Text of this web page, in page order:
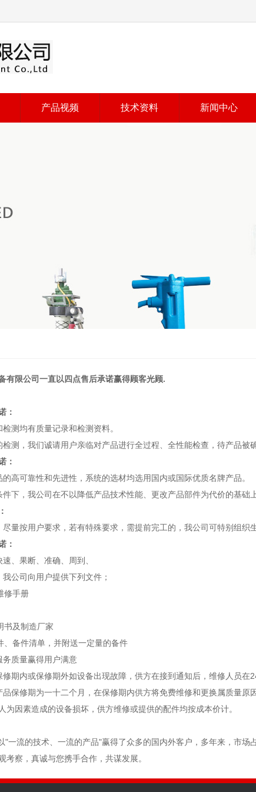
产品视频 技术资料 新闻中心
有限公司一直以四点售后承诺赢得顾客光顾.
：
测均有质量记录和检测资料。
测，我们诚请用户亲临对产品进行全过程、全性能检查，待产品被
：
高可靠性和先进性，系统的选材均选用国内或国际优质名牌产品。
下，我公司在不以降低产品技术性能、更改产品部件为代价的基础
量按用户要求，若有特殊要求，需提前完工的，我公司可特别组织
：
、果断、准确、周到、
公司向用户提供下列文件；
手册
及制造厂家
备件清单，并附送一定量的备件
务质量赢得用户满意
期内或保修期外如设备出现故障，供方在接到通知后，维修人员在
品保修期为一十二个月，在保修期内供方将免费维修和更换属质量
为因素造成的设备损坏，供方维修或提供的配件均按成本价计。
"一流的技术、一流的产品"赢得了众多的国内外客户，多年来，市
考察，真诚与您携手合作，共谋发展。